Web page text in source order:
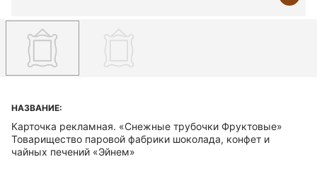
НАЗВАНИЕ:
Карточка рекламная. «Снежные трубочки Фруктовые»
Товарищество паровой фабрики шоколада, конфет и
чайных печений «Эйнем»